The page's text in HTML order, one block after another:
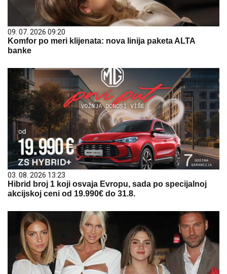
09. 07. 2026 09:20
Komfor po meri klijenata: nova linija paketa ALTA
banke
03. 08. 2026 13:23
Hibrid broj 1 koji osvaja Evropu, sada po specijalnoj
akcijskoj ceni od 19.990€ do 31.8.